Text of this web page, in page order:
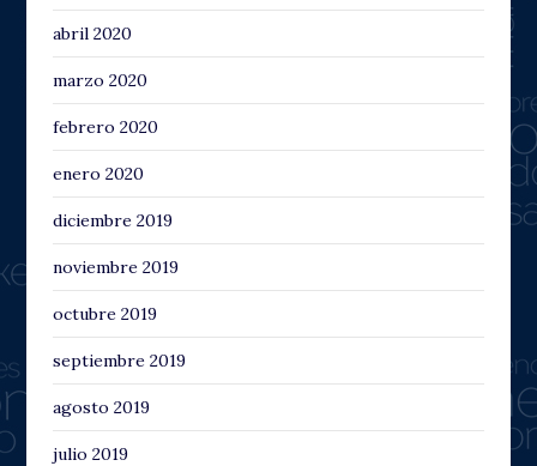
abril 2020
marzo 2020
febrero 2020
enero 2020
diciembre 2019
noviembre 2019
octubre 2019
septiembre 2019
agosto 2019
julio 2019